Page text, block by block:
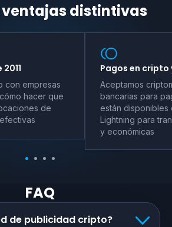
ventajas distintivas
con empresas
hacer que
de
Pagos en cripto
Aceptamos
bancarias para
están disponibles
Lightning para
y económicas
FAQ
de publicidad cripto?